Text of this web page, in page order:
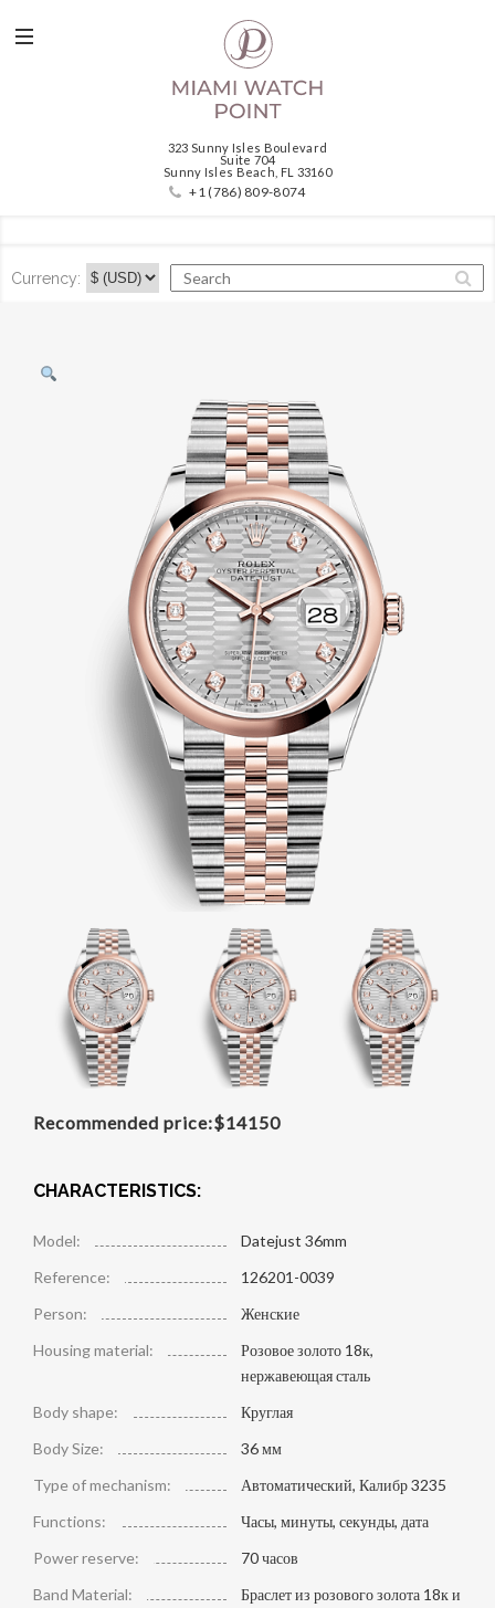
323 Sunny Isles Boulevard
Suite 704
Sunny Isles Beach, FL 33160
+1 (786) 809-8074
Currency:
Recommended price:$14150
CHARACTERISTICS:
Model:
Datejust 36mm
Reference:
126201-0039
Person:
Женские
Housing material:
Розовое золото 18к,
нержавеющая сталь
Body shape:
Круглая
Body Size:
36 мм
Type of mechanism:
Автоматический, Калибр 3235
Functions:
Часы, минуты, секунды, дата
Power reserve:
70 часов
Band Material:
Браслет из розового золота 18к и